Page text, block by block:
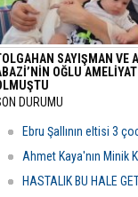
SAYIŞMAN VE
OĞLU AMELİYAT
DURUMU
Ebru Şallının eltisi 3
Ahmet Kaya'nın Minik
HASTALIK BU HALE